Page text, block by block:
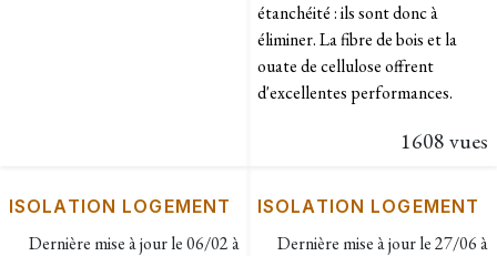
étanchéité : ils sont donc à
éliminer. La fibre de bois et la
ouate de cellulose offrent
d'excellentes performances.
1608 vues
ISOLATION LOGEMENT
Dernière mise à jour le06/02 à
ISOLATION LOGEMENT
Dernière mise à jour le27/06 à